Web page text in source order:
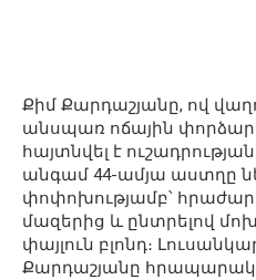
Քիմ Քարդաշյանը, ով
անսպառ ոճային
հայտնվել է
անգամ 44-ամյա աստղը
փոփոխությամբ՝
մազերից և ընտրելով
փայլուն բլոնդ։
Քարդաշյանը